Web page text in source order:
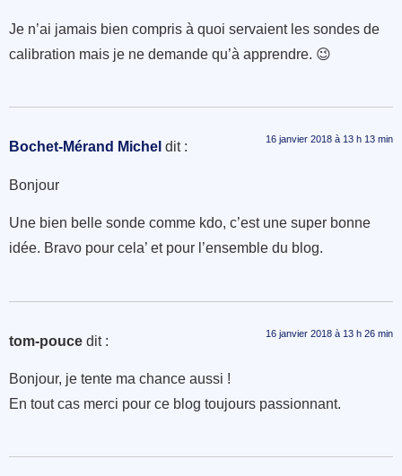
Je n’ai jamais bien compris à quoi servaient les sondes de
calibration mais je ne demande qu’à apprendre. 😉
Bochet-Mérand Michel dit : 16 janvier 2018 à 13 h 13 min
Bonjour
Une bien belle sonde comme kdo, c’est une super bonne
idée. Bravo pour cela’ et pour l’ensemble du blog.
tom-pouce dit : 16 janvier 2018 à 13 h 26 min
Bonjour, je tente ma chance aussi !
En tout cas merci pour ce blog toujours passionnant.